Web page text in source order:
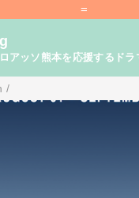
=
アッソ熊本を応援するド
/